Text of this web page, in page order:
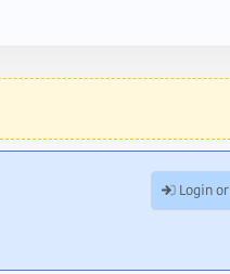
Login or